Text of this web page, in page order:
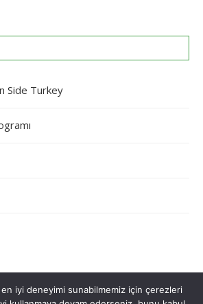
Side Turkey
iyi deneyimi sunabilmemiz için çerezleri